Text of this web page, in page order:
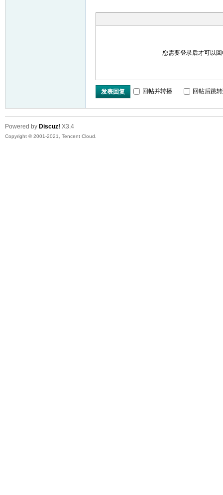
您需要登录后才可以
发表回复 回帖并转播 回帖后跳
Powered by Discuz! X3.4
Copyright © 2001-2021, Tencent Cloud.